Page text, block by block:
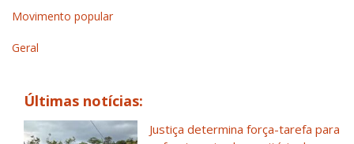
Movimento popular
Geral
Últimas notícias:
Justiça determina força-tarefa para